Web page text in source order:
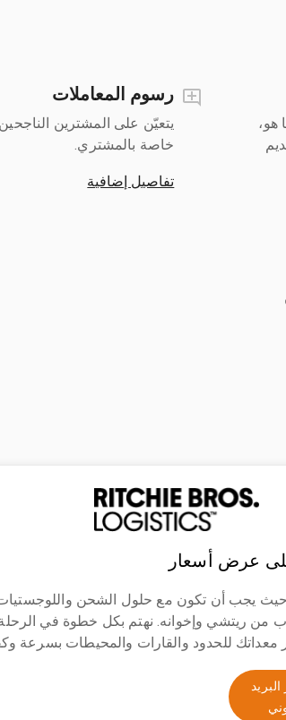
هو،
رسوم المعاملات
يتعيّن على المشترين
خاصة بالمشتري.
تفاصيل إضافية
عرض أسعار
حيث يجب أن تكون مع حلول الشحن
من ريتشي وإخوانه. نهتم بكل خطوة في
معداتك للحدود والقارات والمحيطات بسرعة